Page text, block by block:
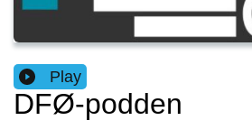
Play
DFØ-podden